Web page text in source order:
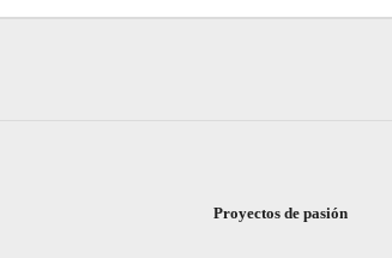
Proyectos de pasión